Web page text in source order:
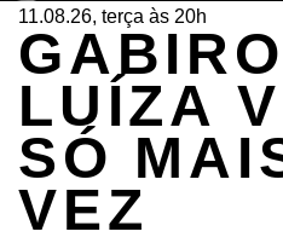
11.08.26, terça às 20h
LUÍZA
SÓ
VEZ